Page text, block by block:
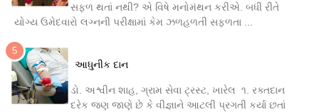
સફળ થતાં નથી? એ વિષે મનોમંથન કરીએ. બધી રીતે
યોગ્ય ઉમેદવારો લગ્નની પરીક્ષામાં કેમ ઝળહળતી સફળતા ...
આધુનીક દાન
ડો. અશ્વીન શાહ, ગ્રામ સેવા ટ્રસ્ટ, ખારેલ ૧. રક્તદાન
દરેક જણ જાણે છે કે વીજ્ઞાને આટલી પ્રગતી કર્યા છતાં